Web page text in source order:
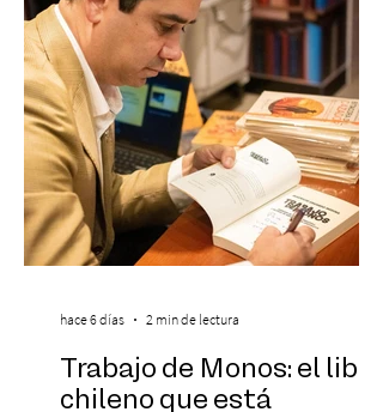
destaca a los artistas menores de 21 años
más influyentes de la industria musical.
Este reconocimiento reaf
Trabajo de Monos: el libro
chileno que está
hace 6 días 2 min de lectura